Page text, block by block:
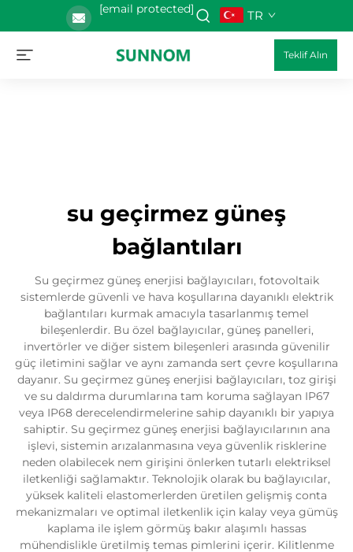
[email protected] TR
Teklif Alın
su geçirmez güneş
bağlantıları
Su geçirmez güneş enerjisi bağlayıcıları, fotovoltaik
sistemlerde güvenli ve hava koşullarına dayanıklı elektrik
bağlantıları kurmak amacıyla tasarlanmış temel
bileşenlerdir. Bu özel bağlayıcılar, güneş panelleri,
invertörler ve diğer sistem bileşenleri arasında güvenilir
güç iletimini sağlar ve aynı zamanda sert çevre koşullarına
dayanır. Su geçirmez güneş enerjisi bağlayıcıları, toz girişi
ve su daldırma durumlarına tam koruma sağlayan IP67
veya IP68 derecelendirmelerine sahip dayanıklı bir yapıya
sahiptir. Su geçirmez güneş enerjisi bağlayıcılarının ana
işlevi, sistemin arızalanmasına veya güvenlik risklerine
neden olabilecek nem girişini önlerken tutarlı elektriksel
iletkenliği sağlamaktır. Teknolojik olarak bu bağlayıcılar,
yüksek kaliteli elastomerlerden üretilen gelişmiş conta
mekanizmaları ve optimal iletkenlik için kalay veya gümüş
kaplama ile işlem görmüş bakır alaşımlı hassas
mühendislikle üretilmiş temas pimlerini içerir. Kilitlenme